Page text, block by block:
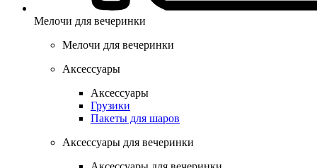
Мелочи для вечеринки
Мелочи для вечеринки
Аксессуары
Аксессуары
Грузики
Пакеты для шаров
Аксессуары для вечеринки